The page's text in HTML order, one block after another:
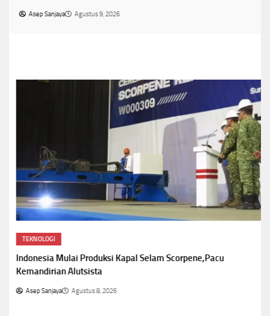
Asep Sanjaya Agustus 9, 2026
TEKNOLOGI
Indonesia Mulai Produksi Kapal Selam Scorpene,Pacu
Kemandirian Alutsista
Asep Sanjaya Agustus 8, 2026